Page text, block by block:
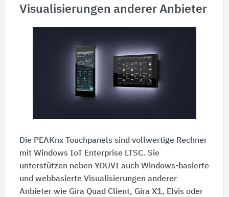
Visualisierungen anderer Anbieter
Die PEAKnx Touchpanels sind vollwertige Rechner
mit Windows IoT Enterprise LTSC. Sie
unterstützen neben YOUVI auch Windows-basierte
und webbasierte Visualisierungen anderer
Anbieter wie Gira Quad Client, Gira X1, Elvis oder